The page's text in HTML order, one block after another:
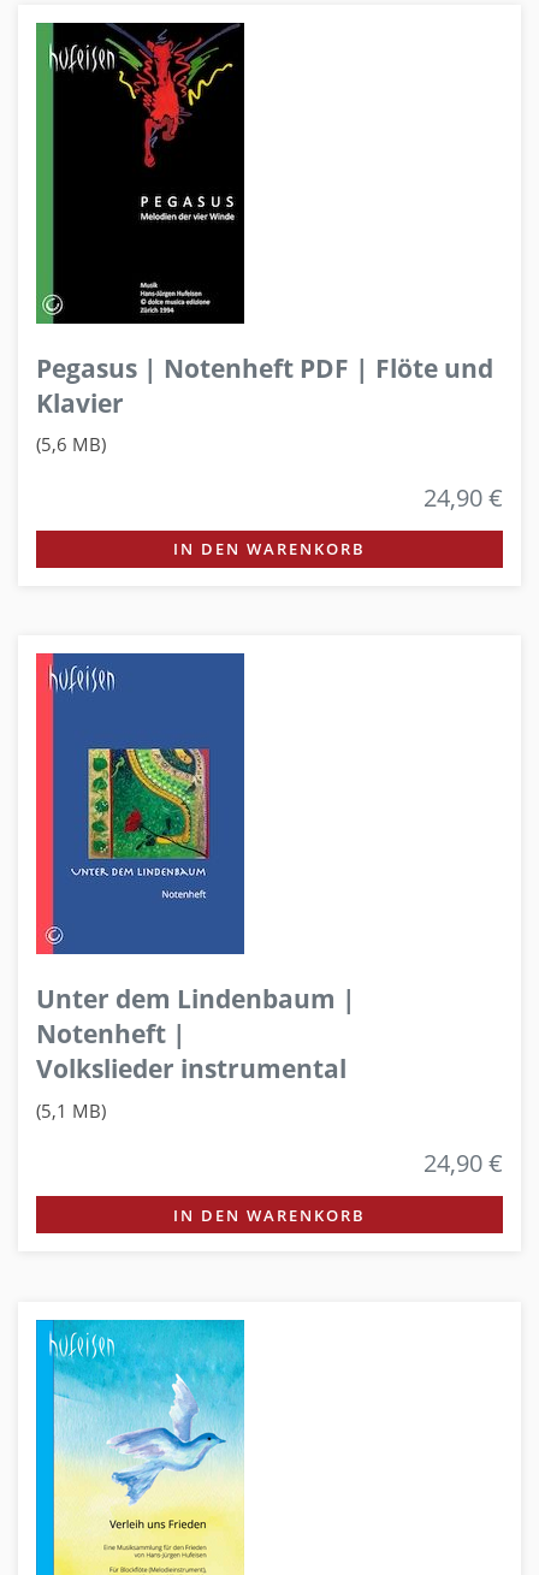
Pegasus | Notenheft PDF | Flöte und
Klavier
(5,6 MB)
24,90 €
IN DEN WARENKORB
Unter dem Lindenbaum |
Notenheft |
Volkslieder instrumental
(5,1 MB)
24,90 €
IN DEN WARENKORB